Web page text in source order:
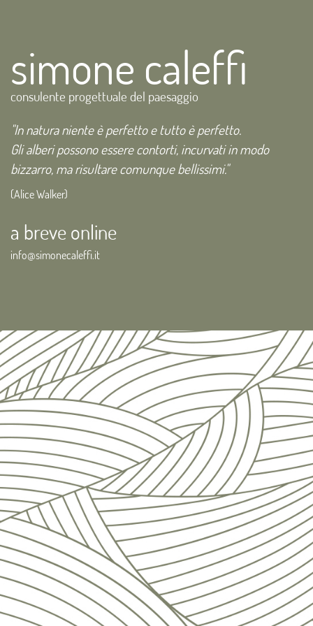
simone caleffi
consulente progettuale del paesaggio
"In natura niente è perfetto e tutto è perfetto.
Gli alberi possono essere contorti, incurvati in modo
bizzarro, ma risultare comunque bellissimi."
(Alice Walker)
a breve online
info@simonecaleffi.it